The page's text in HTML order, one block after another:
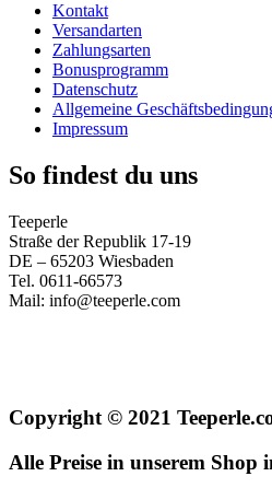
Kontakt
Versandarten
Zahlungsarten
Bonusprogramm
Datenschutz
Allgemeine
Impressum
So findest du uns
Teeperle
Straße der Republik 17-19
DE – 65203 Wiesbaden
Tel. 0611-66573
Mail: info@teeperle.com
Copyright © 2021
Alle Preise in unserem Shop